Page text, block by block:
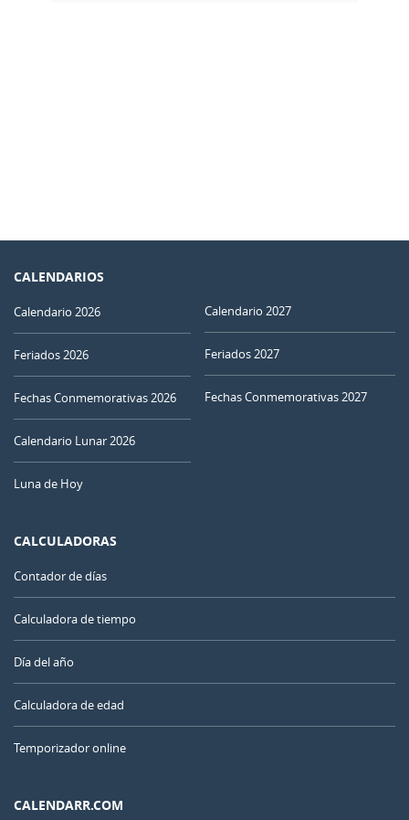
CALENDARIOS
Calendario 2026
Feriados 2026
Fechas Conmemorativas 2026
Calendario Lunar 2026
Luna de Hoy
Calendario 2027
Feriados 2027
Fechas Conmemorativas 2027
CALCULADORAS
Contador de días
Calculadora de tiempo
Día del año
Calculadora de edad
Temporizador online
CALENDARR.COM